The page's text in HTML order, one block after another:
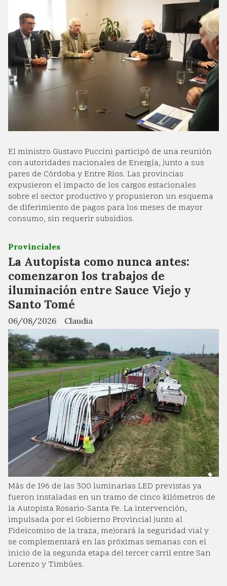
El ministro Gustavo Puccini participó de una reunión
con autoridades nacionales de Energía, junto a sus
pares de Córdoba y Entre Ríos. Las provincias
expusieron el impacto de los cargos estacionales
sobre el sector productivo y propusieron un esquema
de diferimiento de pagos para los meses de mayor
consumo, sin requerir subsidios.
La Autopista como nunca antes:
comenzaron los trabajos de
iluminación entre Sauce Viejo y
Santo Tomé
Claudia
Provinciales
06/08/2026
Más de 196 de las 300 luminarias LED previstas ya
fueron instaladas en un tramo de cinco kilómetros de
la Autopista Rosario-Santa Fe. La intervención,
impulsada por el Gobierno Provincial junto al
Fideicomiso de la traza, mejorará la seguridad vial y
se complementará en las próximas semanas con el
inicio de la segunda etapa del tercer carril entre San
Lorenzo y Timbúes.